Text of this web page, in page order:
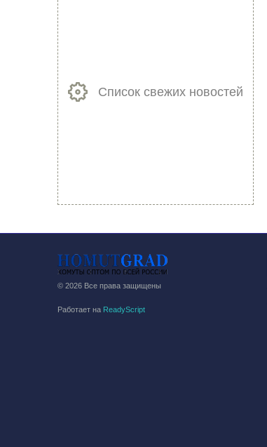
Список свежих новостей
© 2026 Все права защищены
Работает на ReadyScript